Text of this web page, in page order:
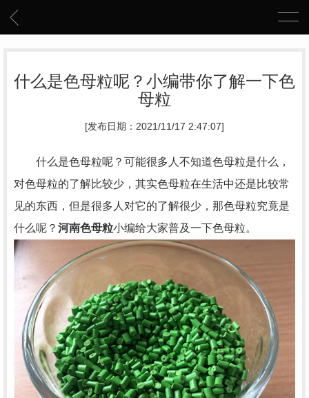
什么是色母粒呢？小编带你了解一下色
母粒
[发布日期：2021/11/17 2:47:07]
什么是色母粒呢？可能很多人不知道色母粒是什么，
对色母粒的了解比较少，其实色母粒在生活中还是比较常
见的东西，但是很多人对它的了解很少，那色母粒究竟是
什么呢？ 河南色母粒小编给大家普及一下色母粒。